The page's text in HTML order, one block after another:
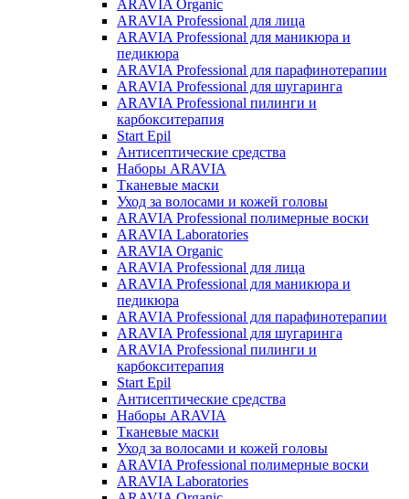
ARAVIA Organic
ARAVIA Professional для лица
ARAVIA Professional для маникюра и
педикюра
ARAVIA Professional для парафинотерапии
ARAVIA Professional для шугаринга
ARAVIA Professional пилинги и
карбокситерапия
Start Epil
Антисептические средства
Наборы ARAVIA
Тканевые маски
Уход за волосами и кожей головы
ARAVIA Professional полимерные воски
ARAVIA Laboratories
ARAVIA Organic
ARAVIA Professional для лица
ARAVIA Professional для маникюра и
педикюра
ARAVIA Professional для парафинотерапии
ARAVIA Professional для шугаринга
ARAVIA Professional пилинги и
карбокситерапия
Start Epil
Антисептические средства
Наборы ARAVIA
Тканевые маски
Уход за волосами и кожей головы
ARAVIA Professional полимерные воски
ARAVIA Laboratories